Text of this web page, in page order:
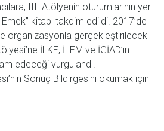
III. Atölyenin oturumlarının yer
Emek” kitabı takdim edildi. 2017’de
organizasyonla gerçekleştirilecek
İLKE, İLEM ve İGİAD’ın
edeceği vurgulandı.
Sonuç Bildirgesini okumak için